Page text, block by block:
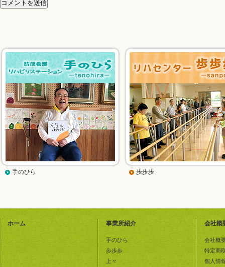
手のひら 歩歩歩
ホーム 事業所紹介
手のひら
歩歩歩
上々
会社概
会社概
特定商
個人情